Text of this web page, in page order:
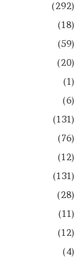
(292)
(18)
(59)
(20)
(1)
(6)
(131)
(76)
(12)
(131)
(28)
(11)
(12)
(4)